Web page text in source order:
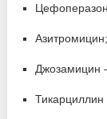
Азитромицин;
Джозамицин